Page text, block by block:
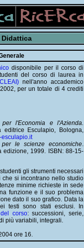
Didattica
disponibile per il corso di
del corso di laurea in
nell'anno accademico
per un totale di 4 crediti
l'Economia e l'Azienda.
editrice Esculapio, Bologna,
esculapio.it
per le scienze economiche.
edizione, 1999. ISBN: 88-15-
gli strumenti necessari
si incontrano nello studio
minime richieste in sede
funzione e il suo problema
dato il suo grafico. Data la
testi sono stati esclusi. In
corso: successioni, serie,
più variabili, integrali.
ore 16.